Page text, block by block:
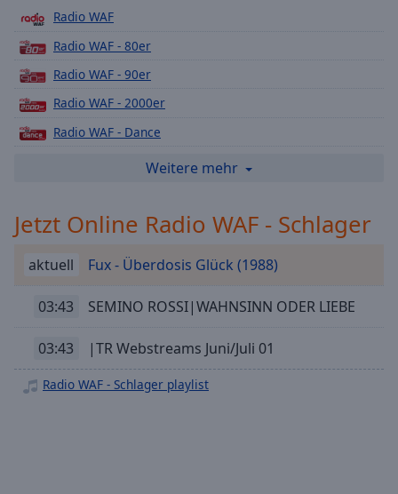
Chapters
Descriptions
descriptions
settings,
subtitles
dialog
subtitles
off,
Radio WAF
Radio WAF - 80er
Radio WAF - 90er
Radio WAF - 2000er
Radio WAF - Dance
Radio WAF - DeutschPop
Radio WAF - Karnevals
Radio WAF - Love
Radio WAF - New Country
Radio WAF - Rock Classic
Radio WAF - Singer/Songwriter
Weitere mehr
Jetzt Online Radio WAF - Schlager
aktuell Fux - Überdosis Glück (1988)
03:43 SEMINO ROSSI|WAHNSINN ODER LIEBE
03:43 |TR Webstreams Juni/Juli 01
Radio WAF - Schlager playlist